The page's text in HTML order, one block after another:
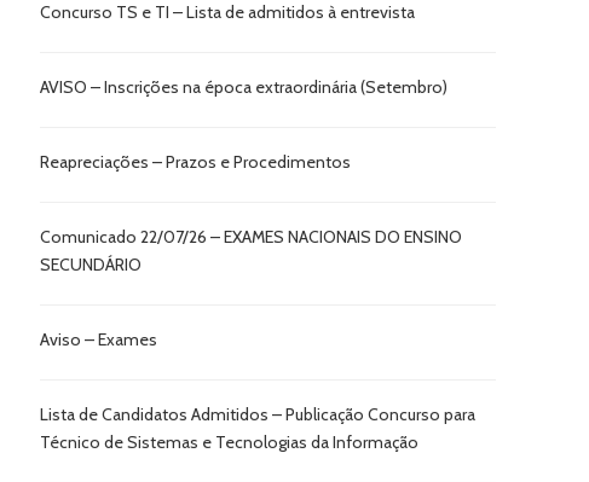
Concurso TS e TI – Lista de admitidos à entrevista
AVISO – Inscrições na época extraordinária (Setembro)
Reapreciações – Prazos e Procedimentos
Comunicado 22/07/26 – EXAMES NACIONAIS DO ENSINO
SECUNDÁRIO
Aviso – Exames
Lista de Candidatos Admitidos – Publicação Concurso para
Técnico de Sistemas e Tecnologias da Informação